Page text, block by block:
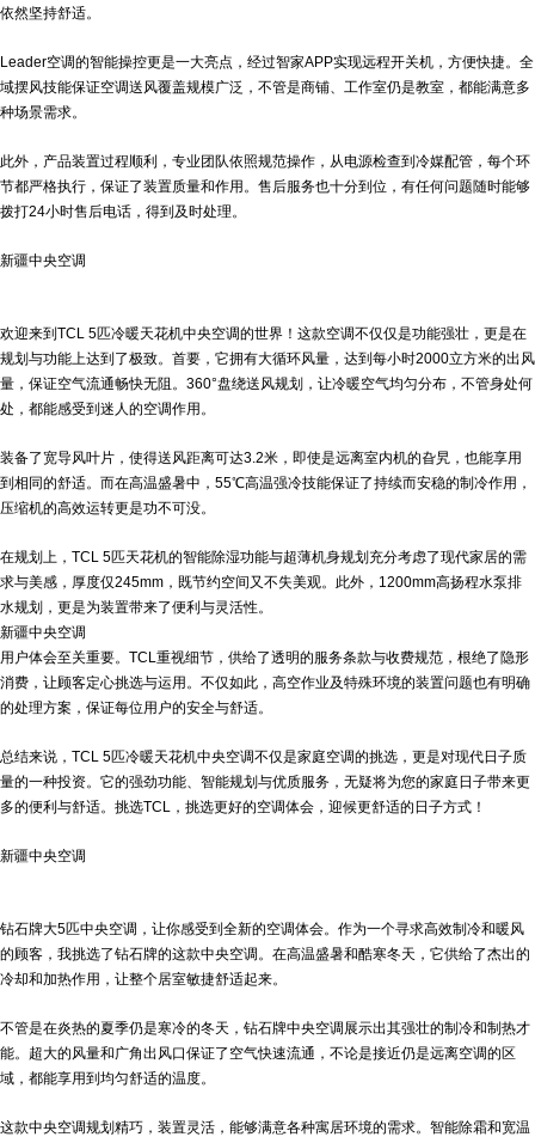
依然坚持舒适。
Leader空调的智能操控更是一大亮点，经过智家APP实现远程开关机，方便快捷。全
域摆风技能保证空调送风覆盖规模广泛，不管是商铺、工作室仍是教室，都能满意多
种场景需求。
此外，产品装置过程顺利，专业团队依照规范操作，从电源检查到冷媒配管，每个环
节都严格执行，保证了装置质量和作用。售后服务也十分到位，有任何问题随时能够
拨打24小时售后电话，得到及时处理。
新疆中央空调
欢迎来到TCL 5匹冷暖天花机中央空调的世界！这款空调不仅仅是功能强壮，更是在
规划与功能上达到了极致。首要，它拥有大循环风量，达到每小时2000立方米的出风
量，保证空气流通畅快无阻。360°盘绕送风规划，让冷暖空气均匀分布，不管身处何
处，都能感受到迷人的空调作用。
装备了宽导风叶片，使得送风距离可达3.2米，即使是远离室内机的旮旯，也能享用
到相同的舒适。而在高温盛暑中，55℃高温强冷技能保证了持续而安稳的制冷作用，
压缩机的高效运转更是功不可没。
在规划上，TCL 5匹天花机的智能除湿功能与超薄机身规划充分考虑了现代家居的需
求与美感，厚度仅245mm，既节约空间又不失美观。此外，1200mm高扬程水泵排
水规划，更是为装置带来了便利与灵活性。
新疆中央空调
用户体会至关重要。TCL重视细节，供给了透明的服务条款与收费规范，根绝了隐形
消费，让顾客定心挑选与运用。不仅如此，高空作业及特殊环境的装置问题也有明确
的处理方案，保证每位用户的安全与舒适。
总结来说，TCL 5匹冷暖天花机中央空调不仅是家庭空调的挑选，更是对现代日子质
量的一种投资。它的强劲功能、智能规划与优质服务，无疑将为您的家庭日子带来更
多的便利与舒适。挑选TCL，挑选更好的空调体会，迎候更舒适的日子方式！
新疆中央空调
钻石牌大5匹中央空调，让你感受到全新的空调体会。作为一个寻求高效制冷和暖风
的顾客，我挑选了钻石牌的这款中央空调。在高温盛暑和酷寒冬天，它供给了杰出的
冷却和加热作用，让整个居室敏捷舒适起来。
不管是在炎热的夏季仍是寒冷的冬天，钻石牌中央空调展示出其强壮的制冷和制热才
能。超大的风量和广角出风口保证了空气快速流通，不论是接近仍是远离空调的区
域，都能享用到均匀舒适的温度。
这款中央空调规划精巧，装置灵活，能够满意各种寓居环境的需求。智能除霜和宽温